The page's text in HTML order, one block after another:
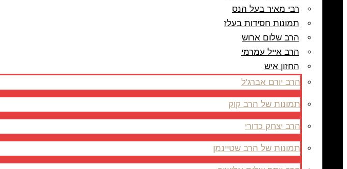
רבי מאיר בעל הנס
תמונות חסידות בעלז
הרב שלום ארוש
הרב אייל עמרמי
החזון איש
הרב יורם אברג'ל
תמונות של הרב קוק
הרב יצחק כדורי
תמונות של הרב שטיינמן